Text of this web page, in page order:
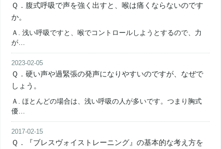
Ｑ．腹式呼吸で声を強く出すと、喉は痛くならないのです
か。
Ａ. 浅い呼吸ですと、喉でコントロールしようとするので、力
が…
2023-02-05
Ｑ．硬い声や過緊張の発声になりやすいのですが、なぜで
しょう。
Ａ. ほとんどの場合は、浅い呼吸の人が多いです。つまり胸式
優…
2017-02-15
Ｑ．『ブレスヴォイストレーニング』の基本的な考え方を